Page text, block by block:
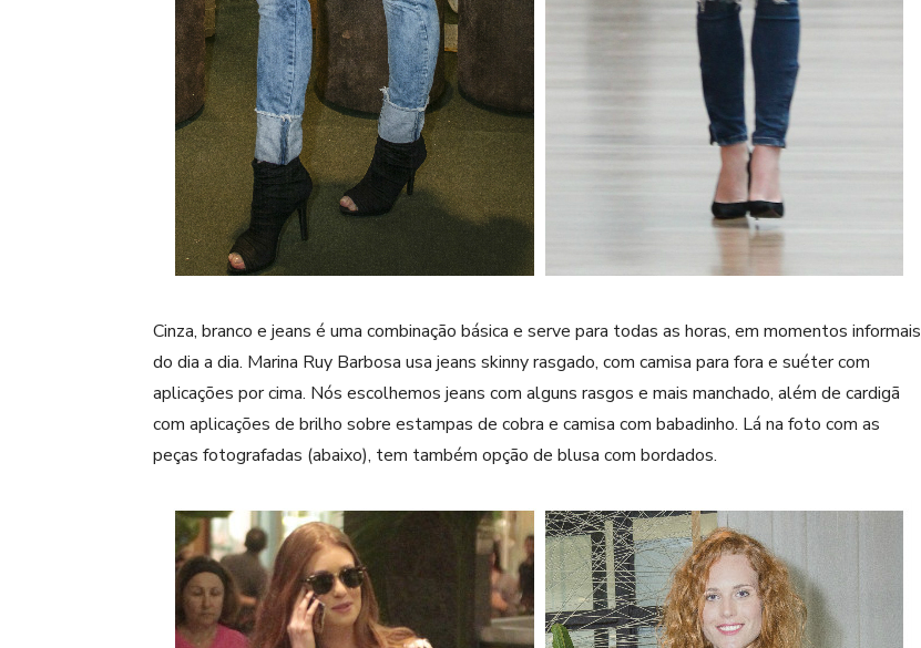
Cinza, branco e jeans é uma combinação básica e serve para todas as horas, em momentos informais
do dia a dia. Marina Ruy Barbosa usa jeans skinny rasgado, com camisa para fora e suéter com
aplicações por cima. Nós escolhemos jeans com alguns rasgos e mais manchado, além de cardigã
com aplicações de brilho sobre estampas de cobra e camisa com babadinho. Lá na foto com as
peças fotografadas (abaixo), tem também opção de blusa com bordados.